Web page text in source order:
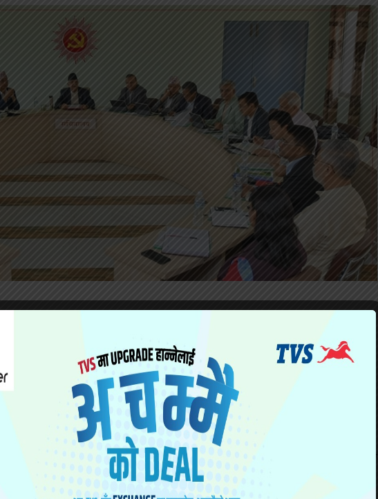
विषयमा छलफल गर्न नेकपा एमालेको सचिवालय बैठक आज बस्दै छ ।
बस्नेछ ।
हुने भएकोले उम्मेदवारी दिने या नदिने तथा कसलाई उम्मेदवार
निर्णय दिने बताइएको छ ।